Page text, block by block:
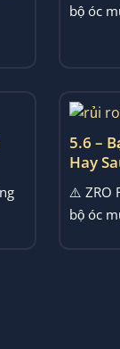
bộ óc
5.6 –
Hay
⚠️ ZRO
bộ óc